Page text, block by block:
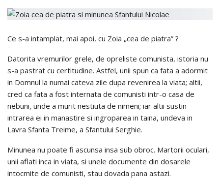
Ce s-a intamplat, mai apoi, cu Zoia „cea de piatra” ?
Datorita vremurilor grele, de opreliste comunista, istoria nu
s-a pastrat cu certitudine. Astfel, unii spun ca fata a adormit
in Domnul la numai cateva zile dupa revenirea la viata; altii,
cred ca fata a fost internata de comunisti intr-o casa de
nebuni, unde a murit nestiuta de nimeni; iar altii sustin
intrarea ei in manastire si ingroparea in taina, undeva in
Lavra Sfanta Treime, a Sfantului Serghie.
Minunea nu poate fi ascunsa insa sub obroc. Martorii oculari,
unii aflati inca in viata, si unele documente din dosarele
intocmite de comunisti, stau dovada pana astazi.